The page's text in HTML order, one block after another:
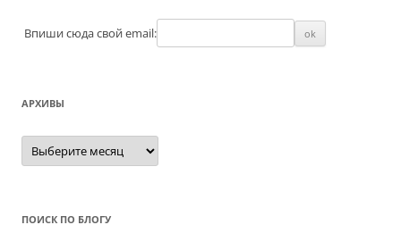
Впиши сюда свой email:
АРХИВЫ
Архивы
ПОИСК ПО БЛОГУ